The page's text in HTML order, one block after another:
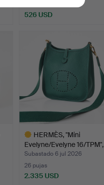
526 USD
HERMÈS, "Mini
Evelyne/Evelyne 16/TPM",
bol…
Subastado 6 jul 2026
26 pujas
2.335 USD